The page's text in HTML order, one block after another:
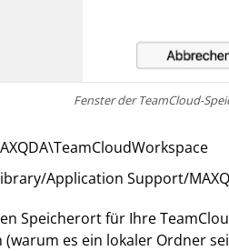
Fenster der TeamCloud-
Application Support/
Speicherort für Ihre
(warum es ein lokaler Ordner